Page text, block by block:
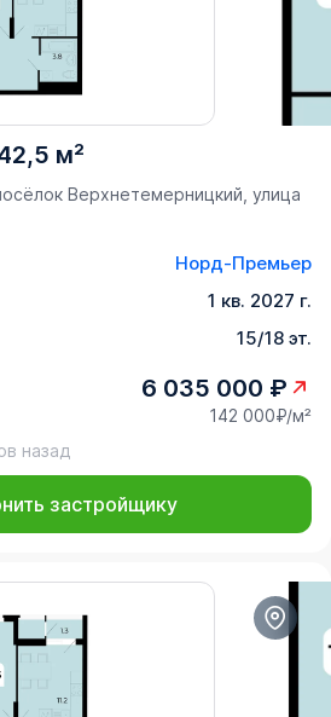
м²
Верхнетемерницкий, улица
Норд-Премьер
1 кв. 2027 г.
15/18 эт.
6 035 000 ₽
142 000₽/м²
назад
застройщику